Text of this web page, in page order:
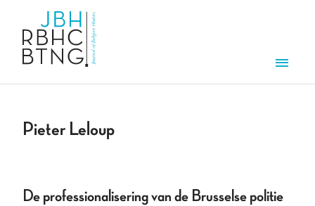
Pieter Leloup
De professionalisering van de Brusselse politie